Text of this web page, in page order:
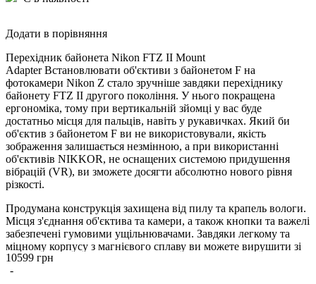
Додати в порівняння
Перехідник байонета Nikon FTZ II Mount
Adapter Встановлювати об'єктиви з байонетом F на
фотокамери Nikon Z стало зручніше завдяки перехіднику
байонету FTZ II другого покоління. У нього покращена
ергономіка, тому при вертикальній зйомці у вас буде
достатньо місця для пальців, навіть у рукавичках. Який би
об'єктив з байонетом F ви не використовували, якість
зображення залишається незмінною, а при використанні
об'єктивів NIKKOR, не оснащених системою придушення
вібрацій (VR), ви зможете досягти абсолютно нового рівня
різкості.
Продумана конструкція захищена від пилу та крапель вологи.
Місця з'єднання об'єктива та камери, а також кнопки та важелі
забезпечені гумовими ущільнювачами. Завдяки легкому та
міцному корпусу з магнієвого сплаву ви можете вирушити зі
своєю фотокамерою будь-куди.
10599 грн
-